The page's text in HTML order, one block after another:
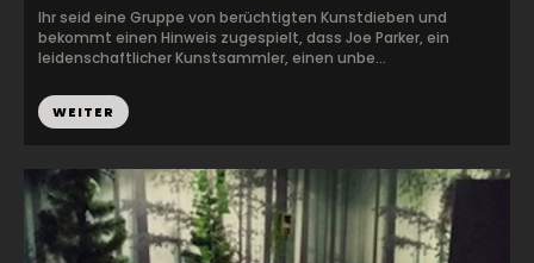
Ihr seid eine Gruppe von berüchtigten Kunstdieben und
bekommt einen Hinweis zugespielt, dass Joe Parker, ein
leidenschaftlicher Kunstsammler, einen unbe...
WEITER